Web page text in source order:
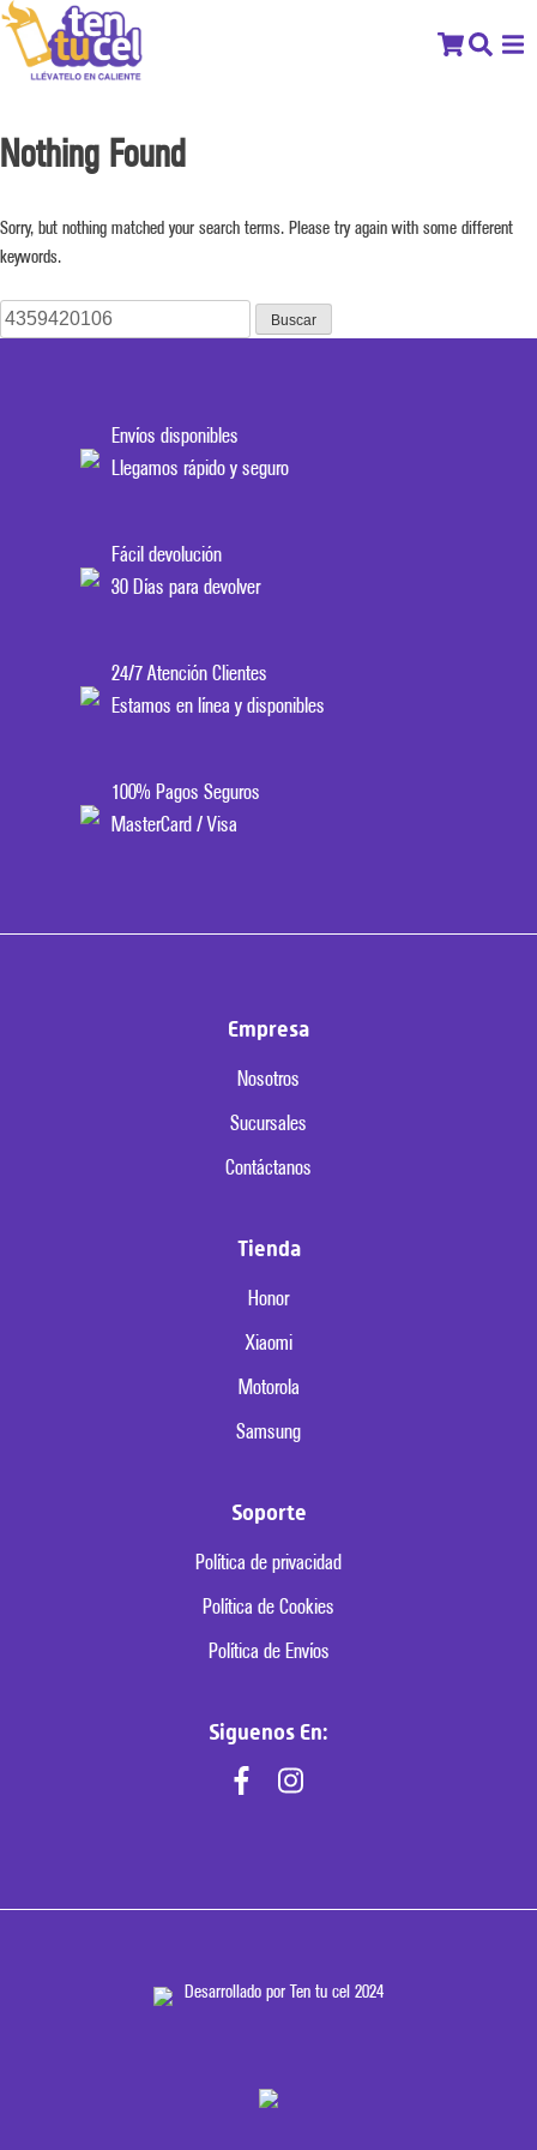
Nothing Found
Sorry, but nothing matched your search terms. Please try again with some different
keywords.
Buscar:
Envíos disponibles
Llegamos rápido y seguro
Fácil devolución
30 Días para devolver
24/7 Atención Clientes
Estamos en línea y disponibles
100% Pagos Seguros
MasterCard / Visa
Empresa
Nosotros
Sucursales
Contáctanos
Tienda
Honor
Xiaomi
Motorola
Samsung
Soporte
Política de privacidad
Política de Cookies
Política de Envíos
Siguenos En:
Desarrollado por Ten tu cel 2024